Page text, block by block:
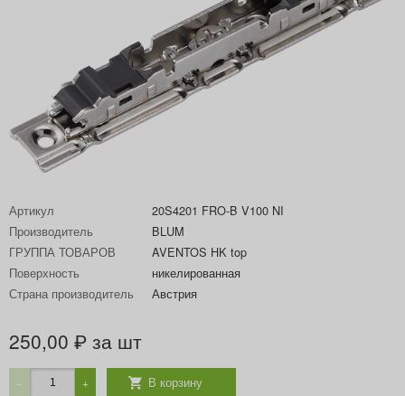
Артикул
20S4201 FRO-B V100 NI
Производитель
BLUM
ГРУППА ТОВАРОВ
AVENTOS HK top
Поверхность
никелированная
Страна производитель
Австрия
250,00 ₽ за шт
− + В корзину